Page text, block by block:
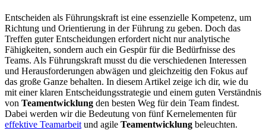
Entscheiden als Führungskraft ist eine essenzielle Kompetenz, um
Richtung und Orientierung in der Führung zu geben. Doch das
Treffen guter Entscheidungen erfordert nicht nur analytische
Fähigkeiten, sondern auch ein Gespür für die Bedürfnisse des
Teams. Als Führungskraft musst du die verschiedenen Interessen
und Herausforderungen abwägen und gleichzeitig den Fokus auf
das große Ganze behalten. In diesem Artikel zeige ich dir, wie du
mit einer klaren Entscheidungsstrategie und einem guten Verständnis
von Teamentwicklung den besten Weg für dein Team findest.
Dabei werden wir die Bedeutung von fünf Kernelementen für
effektive Teamarbeit und agile Teamentwicklung beleuchten.